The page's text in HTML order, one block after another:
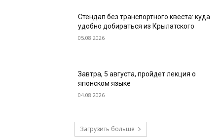
Стендап без транспортного квеста: куда
удобно добираться из Крылатского
05.08.2026
Завтра, 5 августа, пройдет лекция о
японском языке
04.08.2026
Загрузить больше